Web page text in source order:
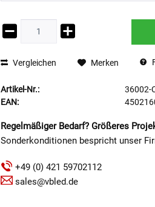
Vergleichen Merken
Artikel-Nr.:
36002-
EAN:
Regelmäßiger Bedarf? Größeres
Sonderkonditionen bespricht unser
+49 (0) 421 59702112
sales@vbled.de